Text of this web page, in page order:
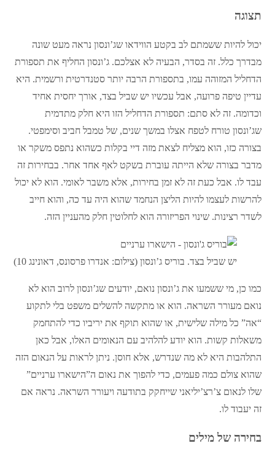
תצוגה
יכול להיות ששמתם לב בקטע הווידאו שג’ונסון נראה מעט שונה
מבדרך כלל. זה בסדר, הבעיה לא אצלכם. ג’ונסון החליף את תספורת
הדחליל המזוהה עמו, בתספורת הרבה יותר סטנדרטית ורשמית. היא
עדיין טיפה פרועה, אבל עכשיו יש שביל בצד, אורך יחסית אחיד
וכדומה. זה לא סתם: תספורת הדחליל הזו היא חלק מתדמית
שג’ונסון טורח לטפח אצלו במשך שנים, של טמבל חביב וסימפטי.
בצורה כזו, הוא מצליח לצאת מזה דיי בקלות כשהוא נתפס משקר או
מדבר בצורה שלא הייתה עוברת בשקט לאף אחד אחר. בבחירות זה
עבד לו. אבל כעת זה לא זמן בחירות, אלא משבר לאומי. הוא לא יכול
להרשות לעצמו להיות הליצן הנחמד שהוא היה עד כה, והוא חייב
לשדר רצינות. שינוי הפריזורה הוא לחלוטין חלק מהעניין הזה.
יש שביל בצד. בוריס ג’ונסון (צילום: אנדרו פרסונס, דאונינג 10)
כמו כן, מי ששמעו את ג’ונסון נואם, יודעים שג’ונסון לרוב הוא לא
נואם מעורר השראה. הוא או מתקשה להשלים משפט בלי לתקוע
“אה” כל מילה שלישית, או שהוא תוקף את יריביו כדי להתחמק
משאלות קשות. הוא יודע להלהיב עם הנאומים האלו, אבל כאן
התלהבות היא לא מה שנדרש, אלא חוסן. ניתן לראות על הנאום הזה
שהוא צולם כמה פעמים, כדי להפוך את נאום ה”הישארו ערניים”
שלו לנאום צ’רצ’יליאני שייחקק בתודעה ויעורר השראה. נראה אם
זה יעבוד לו.
בחירה של מילים